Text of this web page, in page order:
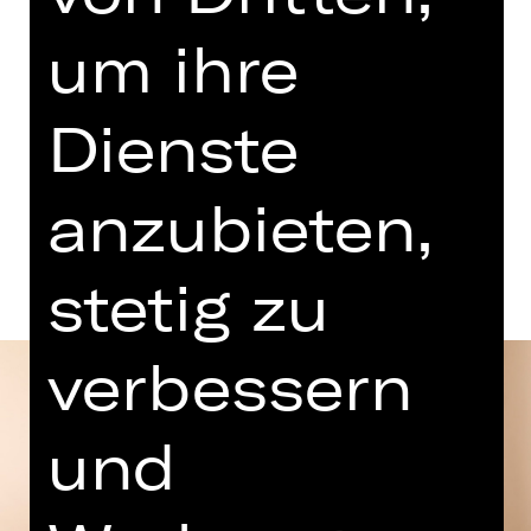
19.00 Uhr
Eintritt frei
um ihre
Dienste
anzubieten,
stetig zu
verbessern
und